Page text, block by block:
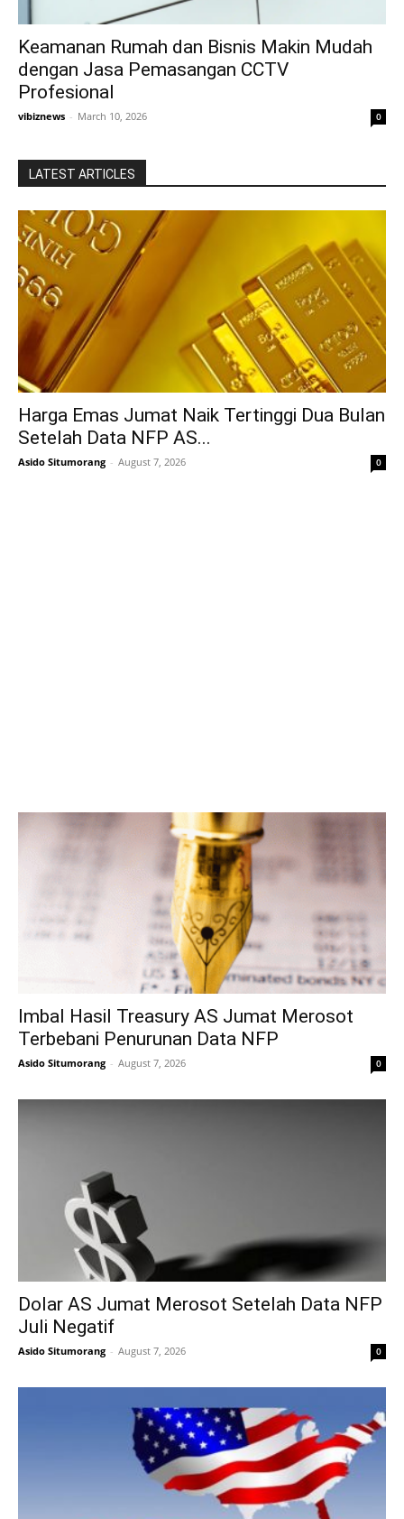
Keamanan Rumah dan Bisnis Makin Mudah
dengan Jasa Pemasangan CCTV
Profesional
vibiznews - March 10, 2026 0
LATEST ARTICLES
Harga Emas Jumat Naik Tertinggi Dua Bulan
Setelah Data NFP AS...
Asido Situmorang - August 7, 2026 0
Imbal Hasil Treasury AS Jumat Merosot
Terbebani Penurunan Data NFP
Asido Situmorang - August 7, 2026 0
Dolar AS Jumat Merosot Setelah Data NFP
Juli Negatif
Asido Situmorang - August 7, 2026 0